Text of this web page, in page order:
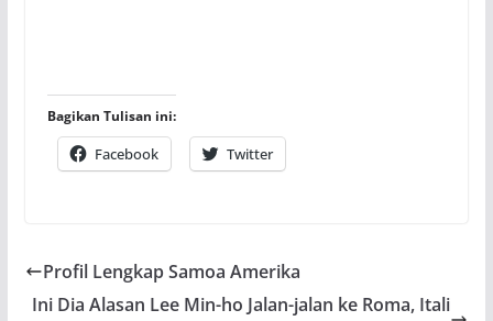
Bagikan Tulisan ini:
Facebook Twitter
Profil Lengkap Samoa Amerika
Ini Dia Alasan Lee Min-ho Jalan-jalan ke Roma, Itali